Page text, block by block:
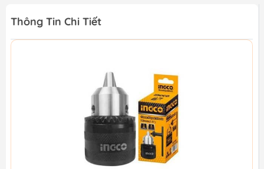
Thông Tin Chi Tiết